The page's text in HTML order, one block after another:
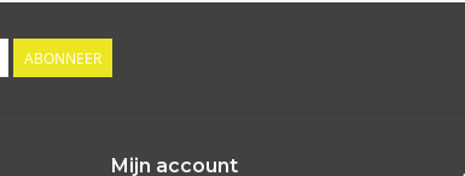
ABONNEER
Mijn account